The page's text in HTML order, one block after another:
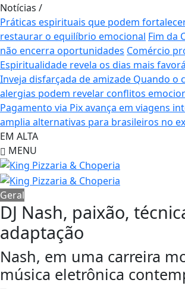
Notícias /
Práticas espirituais que podem
restaurar o equilíbrio emocional Fim da
não encerra oportunidades Comércio
Espiritualidade revela os dias mais
Inveja disfarçada de amizade Quando o
alergias podem revelar conflitos
Pagamento via Pix avança em viagens
amplia alternativas para brasileiros no
EM ALTA
MENU
Geral
DJ Nash, paixão,
adaptação
Nash, em uma carreira
música eletrônica